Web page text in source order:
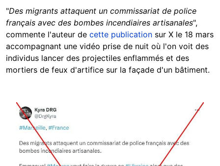
"Des migrants attaquent un commissariat de police
français avec des bombes incendiaires artisanales",
commente l'auteur de cette publication sur X le 18 mars
accompagnant une vidéo prise de nuit où l'on voit des
individus lancer des projectiles enflammés et des
mortiers de feux d'artifice sur la façade d'un bâtiment.
Image